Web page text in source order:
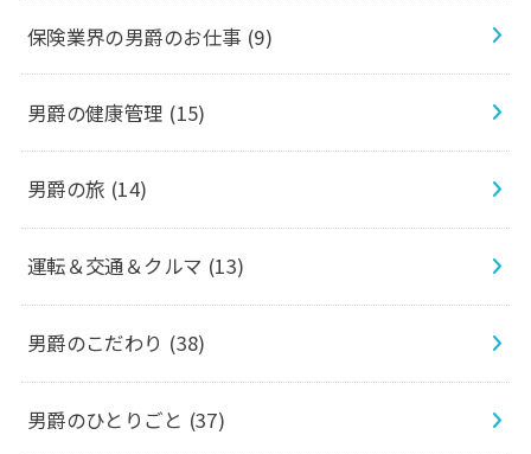
保険業界の男爵のお仕事 (9)
男爵の健康管理 (15)
男爵の旅 (14)
運転＆交通＆クルマ (13)
男爵のこだわり (38)
男爵のひとりごと (37)